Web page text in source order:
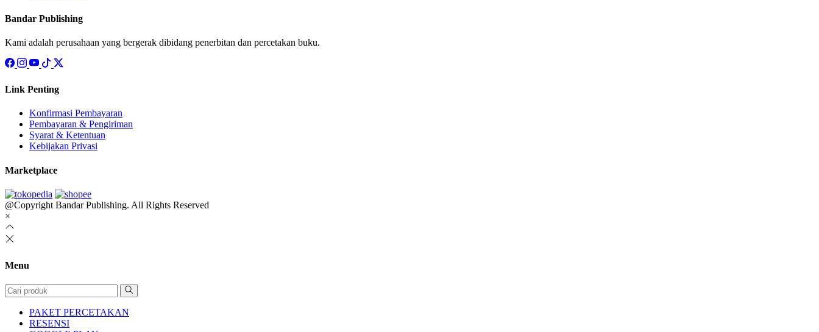
Bandar Publishing
Kami adalah perusahaan yang bergerak dibidang penerbitan dan percetakan buku.
Link Penting
Konfirmasi Pembayaran
Pembayaran & Pengiriman
Syarat & Ketentuan
Kebijakan Privasi
Marketplace
@Copyright Bandar Publishing. All Rights Reserved
×
Menu
PAKET PERCETAKAN
RESENSI